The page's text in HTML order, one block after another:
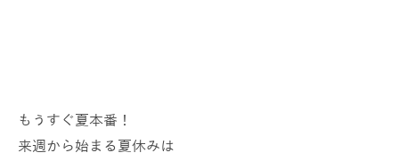
もうすぐ夏本番！
来週から始まる夏休みは